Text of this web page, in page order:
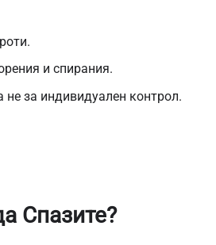
и спирания.
за индивидуален контрол.
Спазите?